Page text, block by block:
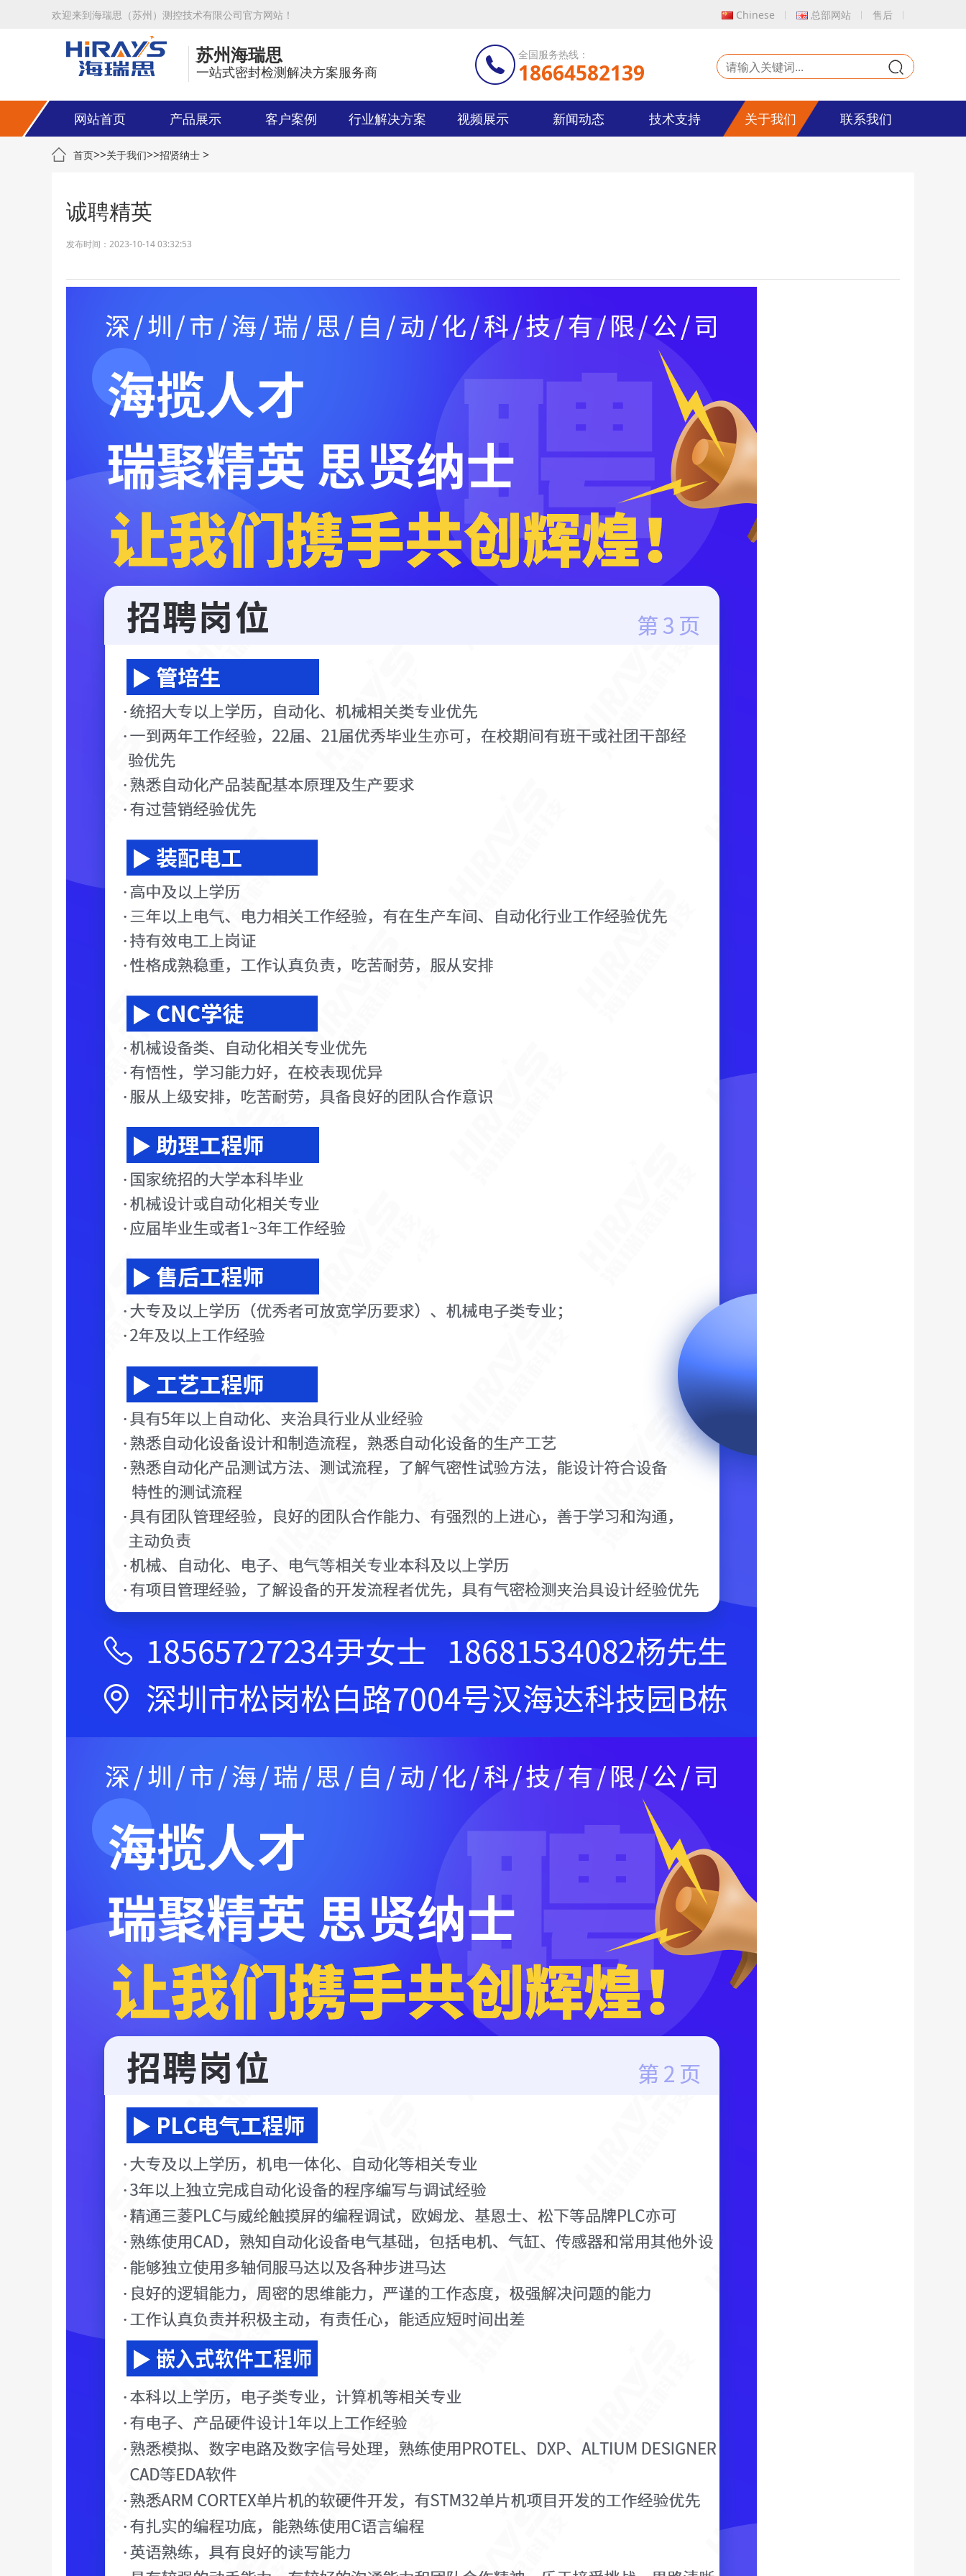
欢迎来到海瑞思（苏州）测控技术有限公司官方网站！ Chinese 总部网站 售后
苏州海瑞思
一站式密封检测解决方案服务商
全国服务热线：
18664582139
网站首页 产品展示 客户案例 行业解决方案 视频展示 新闻动态 技术支持 关于我们 联系我们
首页>>关于我们>>招贤纳士 >
诚聘精英
发布时间：2023-10-14 03:32:53